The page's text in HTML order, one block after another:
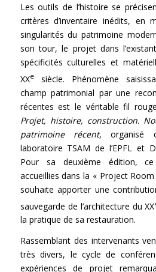
Les outils de l’histoire se
critères d’inventaire inédits, en
singularités du patrimoine
son tour, le projet dans
spécificités culturelles et
XXesiècle. Phénomène
champ patrimonial par une
récentes est le véritable fil
Projet, histoire, construction.
patrimoine récent, organisé
laboratoire TSAM de l’EPFL et
Pour sa deuxième édition,
accueillies dans la « Project Room
souhaite apporter une
sauvegarde de l’architecture du XX
la pratique de sa restauration.
Rassemblant des intervenants
très divers, le cycle de
expériences de projet